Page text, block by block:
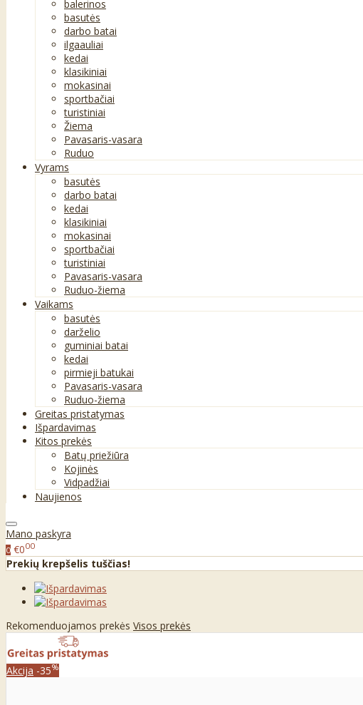
balerinos
basutės
darbo batai
ilgaauliai
kedai
klasikiniai
mokasinai
sportbačiai
turistiniai
Žiema
Pavasaris-vasara
Ruduo
Vyrams
basutės
darbo batai
kedai
klasikiniai
mokasinai
sportbačiai
turistiniai
Pavasaris-vasara
Ruduo-žiema
Vaikams
basutės
darželio
guminiai batai
kedai
pirmieji batukai
Pavasaris-vasara
Ruduo-žiema
Greitas pristatymas
Išpardavimas
Kitos prekės
Batų priežiūra
Kojinės
Vidpadžiai
Naujienos
Mano paskyra
0 €000
Prekių krepšelis tuščias!
Rekomenduojamos prekės Visos prekės
Akcija -35%